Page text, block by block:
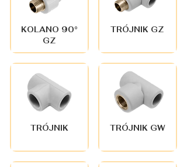
KOLANO 90°
GZ
TRÓJNIK
TRÓJNIK GZ
TRÓJNIK GW